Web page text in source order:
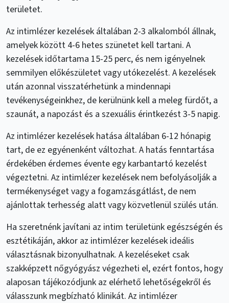
területet.
Az intimlézer kezelések általában 2-3 alkalomból állnak,
amelyek között 4-6 hetes szünetet kell tartani. A
kezelések időtartama 15-25 perc, és nem igényelnek
semmilyen előkészületet vagy utókezelést. A kezelések
után azonnal visszatérhetünk a mindennapi
tevékenységeinkhez, de kerülnünk kell a meleg fürdőt, a
szaunát, a napozást és a szexuális érintkezést 3-5 napig.
Az intimlézer kezelések hatása általában 6-12 hónapig
tart, de ez egyénenként változhat. A hatás fenntartása
érdekében érdemes évente egy karbantartó kezelést
végeztetni. Az intimlézer kezelések nem befolyásolják a
termékenységet vagy a fogamzásgátlást, de nem
ajánlottak terhesség alatt vagy közvetlenül szülés után.
Ha szeretnénk javítani az intim területünk egészségén és
esztétikáján, akkor az intimlézer kezelések ideális
választásnak bizonyulhatnak. A kezeléseket csak
szakképzett nőgyógyász végezheti el, ezért fontos, hogy
alaposan tájékozódjunk az elérhető lehetőségekről és
válasszunk megbízható klinikát. Az intimlézer